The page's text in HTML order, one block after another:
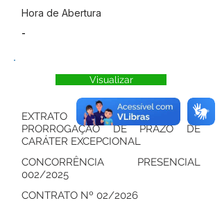
Hora de Abertura
-
Visualizar
EXTRATO DO TERMO DE
PRORROGAÇÃO DE PRAZO DE
CARÁTER EXCEPCIONAL
CONCORRÊNCIA PRESENCIAL
002/2025
CONTRATO Nº 02/2026